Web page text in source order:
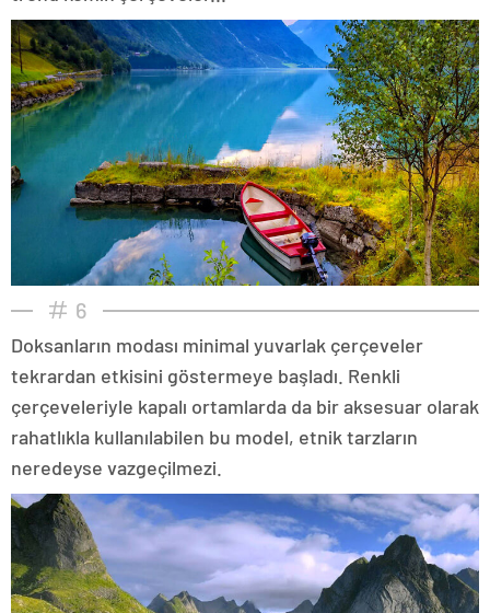
6
Doksanların modası minimal yuvarlak çerçeveler
tekrardan etkisini göstermeye başladı. Renkli
çerçeveleriyle kapalı ortamlarda da bir aksesuar olarak
rahatlıkla kullanılabilen bu model, etnik tarzların
neredeyse vazgeçilmezi.